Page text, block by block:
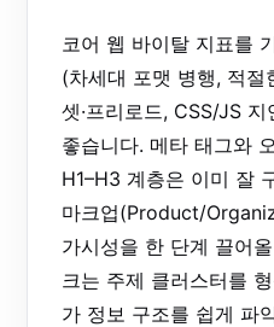
코어 웹 바이탈 지표를
(차세대 포맷 병행, 적절
셋·프리로드, CSS/JS
좋습니다. 메타 태그와
H1–H3 계층은 이미 잘
마크업(Product/
가시성을 한 단계 끌어
크는 주제 클러스터를
가 정보 구조를 쉽게 파